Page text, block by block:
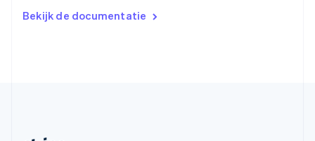
Bekijk de documentatie
English